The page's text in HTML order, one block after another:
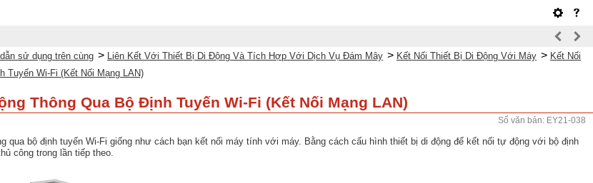
sử dụng trên cùng > Liên Kết Với Thiết Bị Di Động Và Tích Hợp Với Dịch Vụ Đám Mây > Kết Nối Thiết Bị Di Động Với Máy > Kết Nối
Tuyến Wi-Fi (Kết Nối Mạng LAN)
Thông Qua Bộ Định Tuyến Wi-Fi (Kết Nối Mạng LAN)
Số văn bản: EY21-038
qua bộ định tuyến Wi-Fi giống như cách bạn kết nối máy tính với máy. Bằng cách cấu hình thiết bị di động để kết nối tự động với bộ định
công trong lần tiếp theo.